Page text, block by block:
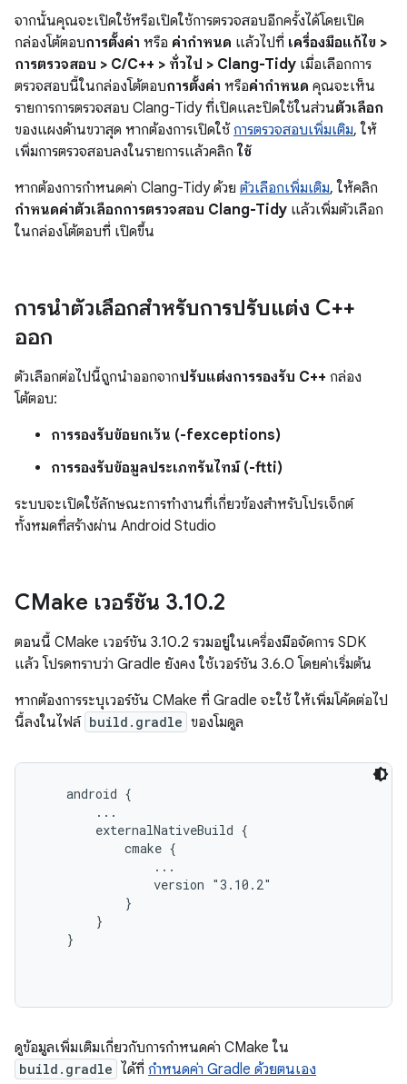
จากนั้นคุณจะเปิดใช้หรือเปิดใช้การตรวจสอบอีกครั้งได้โดยเปิด
กล่องโต้ตอบการตั้งค่า หรือ ค่ากำหนด แล้วไปที่ เครื่องมือแก้ไข >
การตรวจสอบ > C/C++ > ทั่วไป > Clang-Tidy เมื่อเลือกการ
ตรวจสอบนี้ในกล่องโต้ตอบการตั้งค่า หรือค่ากำหนด คุณจะเห็น
รายการการตรวจสอบ Clang-Tidy ที่เปิดและปิดใช้ในส่วนตัวเลือก
ของแผงด้านขวาสุด หากต้องการเปิดใช้การตรวจสอบเพิ่มเติม, ให้
เพิ่มการตรวจสอบลงในรายการแล้วคลิกใช้
หากต้องการกำหนดค่า Clang-Tidy ด้วย ตัวเลือกเพิ่มเติม, ให้คลิก
กำหนดค่าตัวเลือกการตรวจสอบ Clang-Tidy แล้วเพิ่มตัวเลือก
ในกล่องโต้ตอบที่ เปิดขึ้น
การนำตัวเลือกสำหรับการปรับแต่ง C++
ออก
ตัวเลือกต่อไปนี้ถูกนำออกจากปรับแต่งการรองรับ C++ กล่อง
โต้ตอบ:
การรองรับข้อยกเว้น (-fexceptions)
การรองรับข้อมูลประเภทรันไทม์ (-ftti)
ระบบจะเปิดใช้ลักษณะการทำงานที่เกี่ยวข้องสำหรับโปรเจ็กต์
ทั้งหมดที่สร้างผ่าน Android Studio
CMake เวอร์ชัน 3.10.2
ตอนนี้ CMake เวอร์ชัน 3.10.2 รวมอยู่ในเครื่องมือจัดการ SDK
แล้ว โปรดทราบว่า Gradle ยังคง ใช้เวอร์ชัน 3.6.0 โดยค่าเริ่มต้น
หากต้องการระบุเวอร์ชัน CMake ที่ Gradle จะใช้ ให้เพิ่มโค้ดต่อไป
นี้ลงในไฟล์ build.gradle ของโมดูล
android {
        ...
        externalNativeBuild {
            cmake {
                ...
                version "3.10.2"
            }
        }
    }
ดูข้อมูลเพิ่มเติมเกี่ยวกับการกำหนดค่า CMake ใน
build.gradle ได้ที่ กำหนดค่า Gradle ด้วยตนเอง